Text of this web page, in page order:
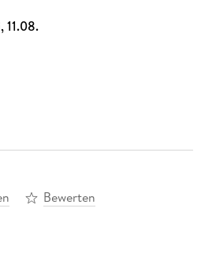
11.08.
Bewerten